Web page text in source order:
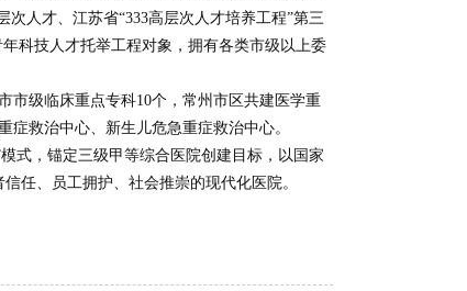
人才、江苏省“333高层次人才培养工程”第三
科技人才托举工程对象，拥有各类市级以上委
级临床重点专科10个，常州市区共建医学重
救治中心、新生儿危急重症救治中心。
式，锚定三级甲等综合医院创建目标，以国家
任、员工拥护、社会推崇的现代化医院。